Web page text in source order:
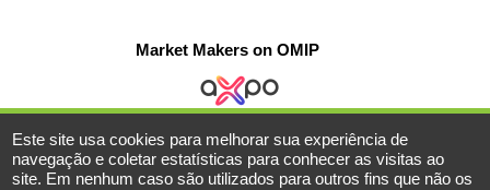
Market Makers on OMIP
AJUDA CONTACTO CARREIRAS
MAPA WEB
INFORMAÇÃO LEGAL
Este site usa cookies para melhorar sua experiência de
navegação e coletar estatísticas para conhecer as visitas ao
site. Em nenhum caso são utilizados para outros fins que não os